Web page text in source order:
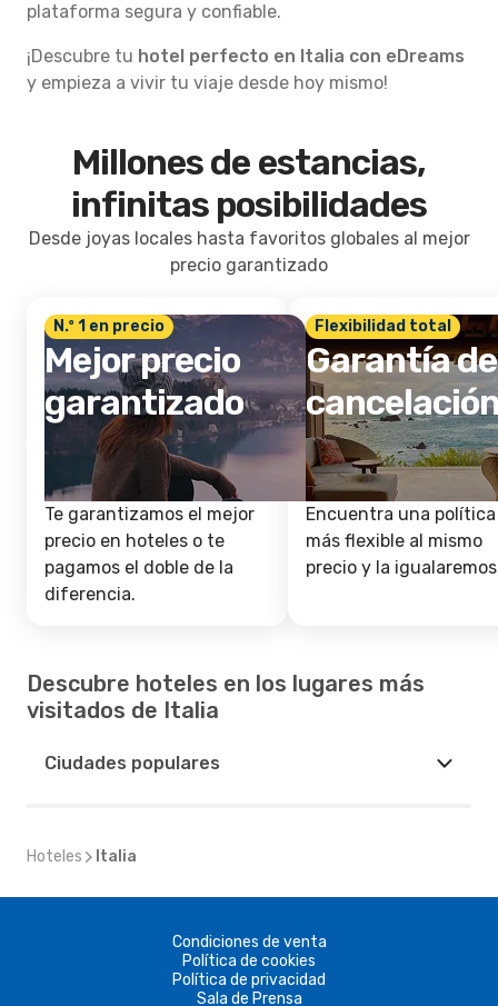
plataforma segura y confiable.
¡Descubre tu hotel perfecto en Italia con eDreams
y empieza a vivir tu viaje desde hoy mismo!
Millones de estancias,
infinitas posibilidades
Desde joyas locales hasta favoritos globales al mejor
precio garantizado
N.º 1 en precio
Mejor precio
garantizado
Te garantizamos el mejor
precio en hoteles o te
pagamos el doble de la
diferencia.
Flexibilidad total
Garantía de
Encuentra una política
más flexible al mismo
precio y la
Descubre hoteles en los lugares más
visitados de Italia
Ciudades populares
Hoteles Italia
Condiciones de venta
Política de cookies
Política de privacidad
Sala de Prensa